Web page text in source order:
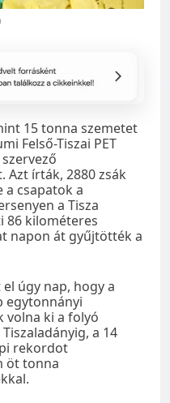
15 tonna szemetet
Felső-Tiszai PET
Azt írták, 2880 zsák
csapatok a
a Tisza
86 kilométeres
napon át gyűjtötték a
úgy nap, hogy a
egytonnányi
volna ki a folyó
a 14
rekordot
öt tonna